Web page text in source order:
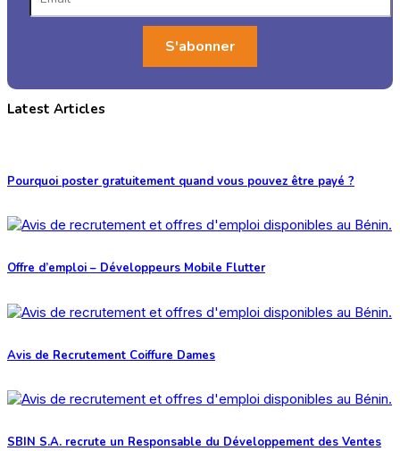
Latest Articles
Pourquoi poster gratuitement quand vous pouvez être payé ?
Offre d’emploi – Développeurs Mobile Flutter
Avis de Recrutement Coiffure Dames
SBIN S.A. recrute un Responsable du Développement des Ventes